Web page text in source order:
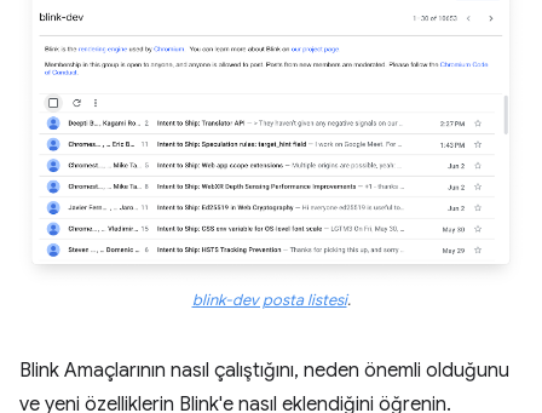
blink-dev posta listesi.
Blink Amaçlarının nasıl çalıştığını, neden önemli olduğunu
ve yeni özelliklerin Blink'e nasıl eklendiğini öğrenin.